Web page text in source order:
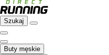
Szukaj
Buty męskie